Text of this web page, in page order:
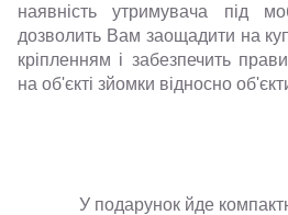
наявність утримувача під
дозволить Вам заощадити на
кріпленням і забезпечить
на об'єкті зйомки відносно
У подарунок йде